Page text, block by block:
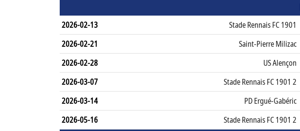
2026-02-13 Stade Rennais FC 1901
2026-02-21
Saint-Pierre Milizac
2026-02-28
US Alençon
2026-03-07
Stade Rennais FC 1901 2
2026-03-14
PD Ergué-Gabéric
2026-05-16
Stade Rennais FC 1901 2